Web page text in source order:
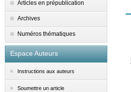
Articles en prépublication
Archives
Numéros thématiques
Espace Auteurs
Instructions aux auteurs
Soumettre un article